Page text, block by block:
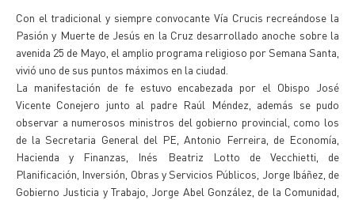
Con el tradicional y siempre convocante Vía Crucis recreándose la
Pasión y Muerte de Jesús en la Cruz desarrollado anoche sobre la
avenida 25 de Mayo, el amplio programa religioso por Semana Santa,
vivió uno de sus puntos máximos en la ciudad.
La manifestación de fe estuvo encabezada por el Obispo José
Vicente Conejero junto al padre Raúl Méndez, además se pudo
observar a numerosos ministros del gobierno provincial, como los
de la Secretaria General del PE, Antonio Ferreira, de Economía,
Hacienda y Finanzas, Inés Beatriz Lotto de Vecchietti, de
Planificación, Inversión, Obras y Servicios Públicos, Jorge Ibáñez, de
Gobierno Justicia y Trabajo, Jorge Abel González, de la Comunidad,